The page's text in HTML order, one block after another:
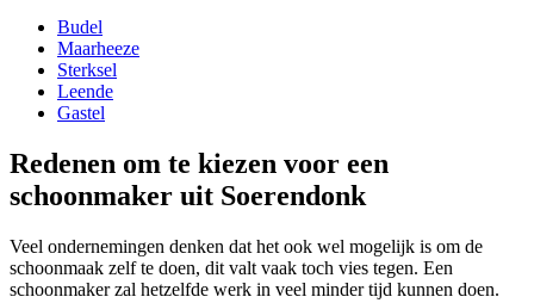
Budel
Maarheeze
Sterksel
Leende
Gastel
Redenen om te kiezen voor een
schoonmaker uit Soerendonk
Veel ondernemingen denken dat het ook wel mogelijk is om de
schoonmaak zelf te doen, dit valt vaak toch vies tegen. Een
schoonmaker zal hetzelfde werk in veel minder tijd kunnen doen.